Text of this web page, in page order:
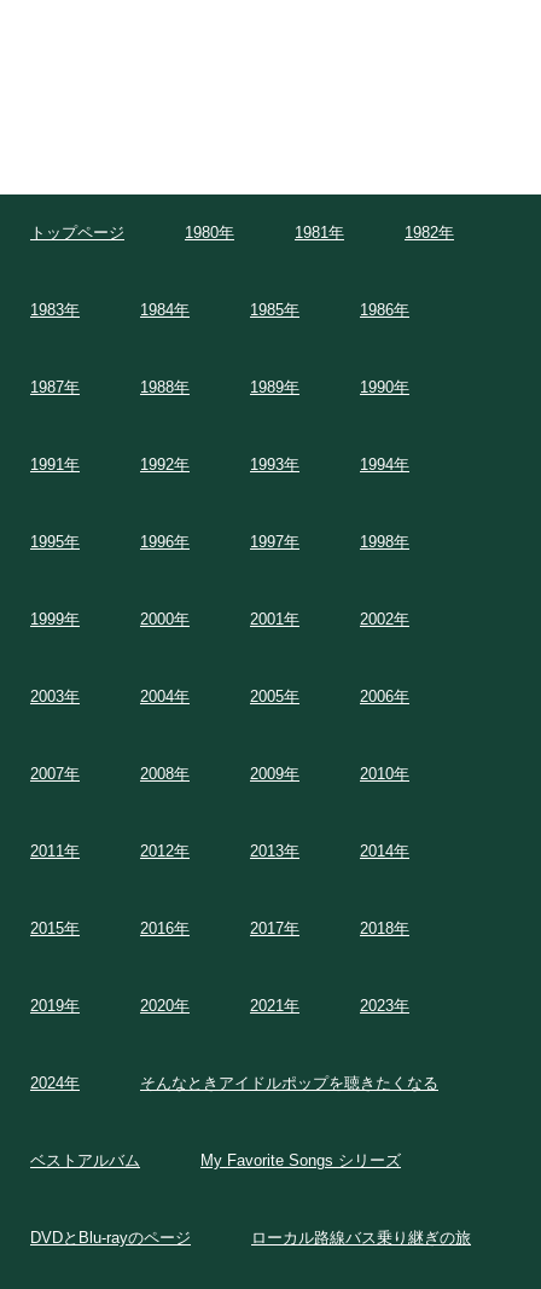
トップページ 1980年 1981年 1982年
1983年 1984年 1985年 1986年
1987年 1988年 1989年 1990年
1991年 1992年 1993年 1994年
1995年 1996年 1997年 1998年
1999年 2000年 2001年 2002年
2003年 2004年 2005年 2006年
2007年 2008年 2009年 2010年
2011年 2012年 2013年 2014年
2015年 2016年 2017年 2018年
2019年 2020年 2021年 2023年
2024年 そんなときアイドルポップを聴きたくなる
ベストアルバム My Favorite Songs シリーズ
DVDとBlu-rayのページ ローカル路線バス乗り継ぎの旅